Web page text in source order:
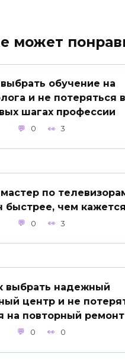
может
обучение на
и не потеряться в
шагах профессии
0 3
по
быстрее, чем кажется
0 3
выбрать надежный
центр и не
на повторный ремонт
0 0